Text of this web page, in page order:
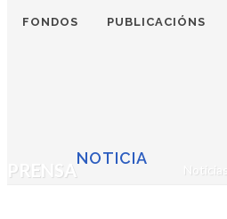
FONDOS PUBLICACIÓNS
PRENSA Noticias
NOTICIA